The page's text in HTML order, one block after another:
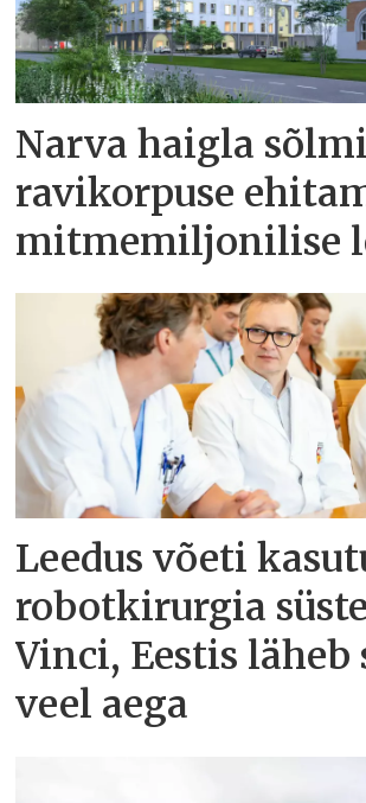
Narva haigla
ravikorpuse
mitmemiljonilise
Leedus võeti
robotkirurgia
Vinci, Eestis läheb
veel aega